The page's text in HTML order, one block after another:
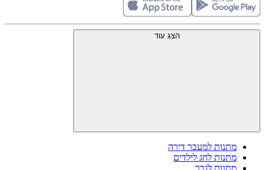
הצג עוד
מתנות למעבר דירה
מתנות לחג לילדים
מתנות לגבר